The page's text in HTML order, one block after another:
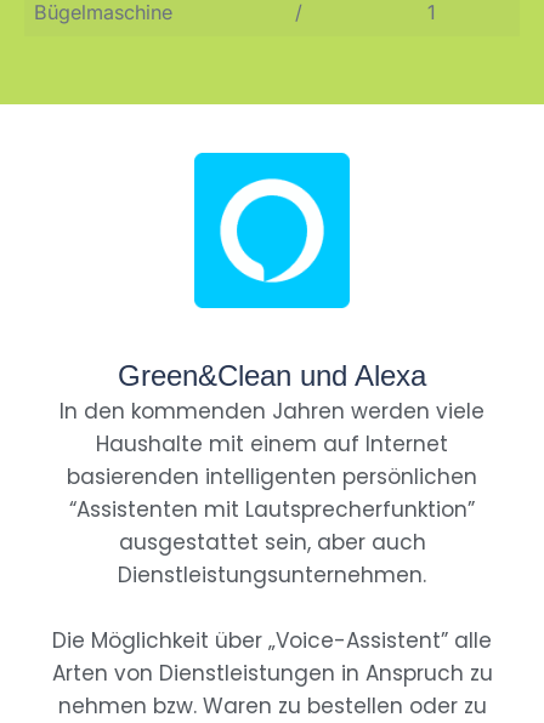
Bügelmaschine / 1
Green&Clean und Alexa
In den kommenden Jahren werden viele
Haushalte mit einem auf Internet
basierenden intelligenten persönlichen
“Assistenten mit Lautsprecherfunktion”
ausgestattet sein, aber auch
Dienstleistungsunternehmen.
Die Möglichkeit über „Voice-Assistent” alle
Arten von Dienstleistungen in Anspruch zu
nehmen bzw. Waren zu bestellen oder zu